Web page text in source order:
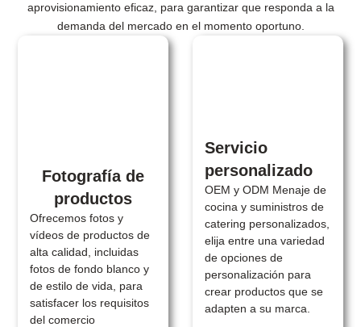
aprovisionamiento eficaz, para garantizar que responda a la
demanda del mercado en el momento oportuno.
Fotografía de
productos
Ofrecemos fotos y
vídeos de productos de
alta calidad, incluidas
fotos de fondo blanco y
de estilo de vida, para
satisfacer los requisitos
del comercio
Servicio
personalizado
OEM y ODM Menaje de
cocina y suministros de
catering personalizados,
elija entre una variedad
de opciones de
personalización para
crear productos que se
adapten a su marca.